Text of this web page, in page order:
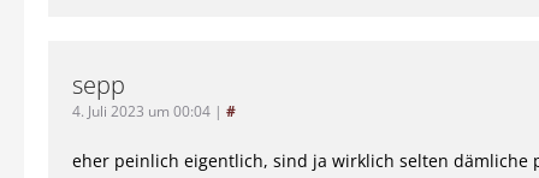
sepp
4. Juli 2023 um 00:04 | #
eher peinlich eigentlich, sind ja wirklich selten dämliche